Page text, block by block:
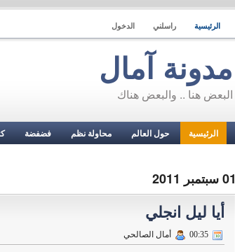
الرئيسية راسلني الدخول
مدونة آمال
البعض هنا .. والبعض هناك
الرئيسية حول العالم محاولة نظم فضفضة
01 سبتمبر 2011
أيا ليل انجلي
أمال الصالحي